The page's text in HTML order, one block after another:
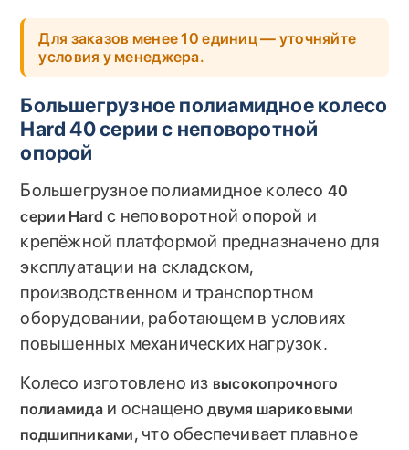
Для заказов менее 10 единиц — уточняйте
условия у менеджера.
Большегрузное полиамидное колесо
Hard 40 серии с неповоротной
опорой
Большегрузное полиамидное колесо 40
серии Hard с неповоротной опорой и
крепёжной платформой предназначено для
эксплуатации на складском,
производственном и транспортном
оборудовании, работающем в условиях
повышенных механических нагрузок.
Колесо изготовлено из высокопрочного
полиамидаи оснащенодвумя шариковыми
подшипниками, что обеспечивает плавное